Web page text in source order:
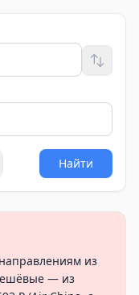
Найти
из
— из